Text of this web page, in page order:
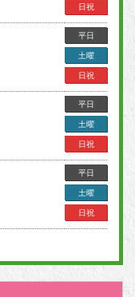
日祝
平日
土曜
日祝
平日
土曜
日祝
平日
土曜
日祝